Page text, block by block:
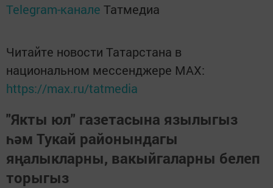
Telegram-канале Татмедиа
Читайте новости Татарстана в
национальном мессенджере MАХ:
https://max.ru/tatmedia
"Якты юл" газетасына язылыгыз
һәм Тукай районындагы
яңалыкларны, вакыйгаларны белеп
торыгыз